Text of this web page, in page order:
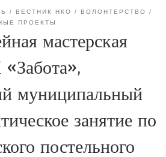
ВЕСТНИК НКО
ВОЛОНТЕРСТВО
ПРОЕКТЫ
мастерская
муниципальный
занятие по
постельного